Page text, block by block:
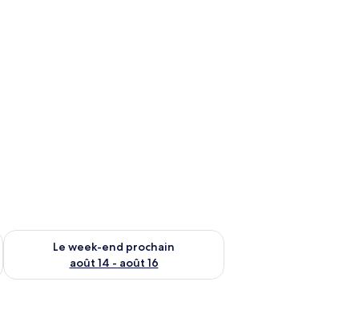
août 7 - août 9
Le week-end prochain
août 14 - août 16
Vérifier la disponibilité pour le week-end prochain août 14 -